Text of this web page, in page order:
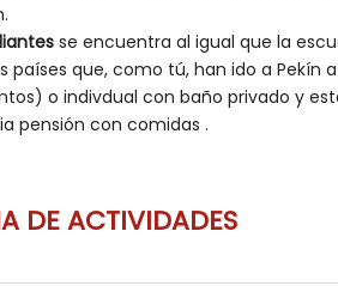
se encuentra al igual que la
países que, como tú, han ido a Pekín
o indivdual con baño privado y
pensión con comidas .
DE ACTIVIDADES